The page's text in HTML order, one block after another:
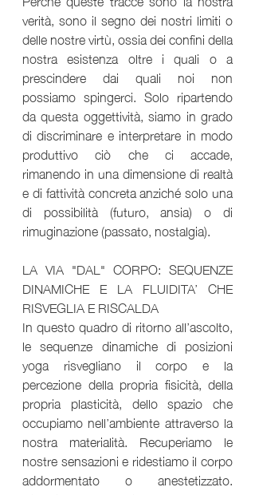
verità, sono il segno dei nostri limiti o
delle nostre virtù, ossia dei confini della
nostra esistenza oltre i quali o a
prescindere dai quali noi non
possiamo spingerci. Solo ripartendo
da questa oggettività, siamo in grado
di discriminare e interpretare in modo
produttivo ciò che ci accade,
rimanendo in una dimensione di realtà
e di fattività concreta anziché solo una
di possibilità (futuro, ansia) o di
rimuginazione (passato, nostalgia).
LA VIA "DAL" CORPO: SEQUENZE
DINAMICHE E LA FLUIDITA’ CHE
RISVEGLIA E RISCALDA
In questo quadro di ritorno all’ascolto,
le sequenze dinamiche di posizioni
yoga risvegliano il corpo e la
percezione della propria fisicità, della
propria plasticità, dello spazio che
occupiamo nell’ambiente attraverso la
nostra materialità. Recuperiamo le
nostre sensazioni e ridestiamo il corpo
addormentato o anestetizzato.